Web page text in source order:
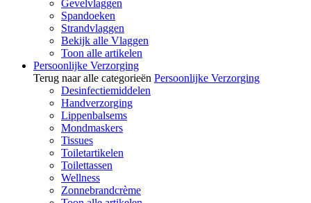
Gevelvlaggen
Spandoeken
Strandvlaggen
Bekijk alle Vlaggen
Toon alle artikelen
Persoonlijke Verzorging
Terug naar alle categorieën Persoonlijke Verzorging
Desinfectiemiddelen
Handverzorging
Lippenbalsems
Mondmaskers
Tissues
Toiletartikelen
Toilettassen
Wellness
Zonnebrandcrème